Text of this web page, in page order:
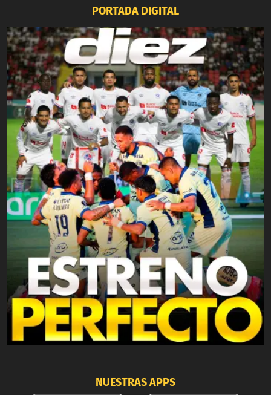
PORTADA DIGITAL
NUESTRAS APPS